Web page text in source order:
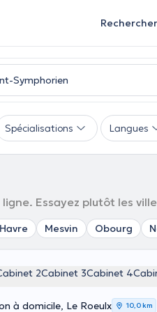
Rechercher
Spécialisations Langues
Essayez plutôt les
Havre Mesvin Obourg
2Cabinet 3Cabinet 4
à domicile, Le Roeulx 10,0 km